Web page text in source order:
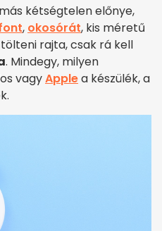
kétségtelen előnye,
, okosórát, kis méretű
rajta, csak rá kell
. Mindegy, milyen
vagyApplea készülék, a